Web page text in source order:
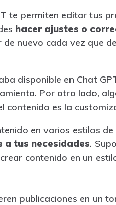
te permiten editar tus
hacer ajustes o
de nuevo cada vez que
disponible en Chat
Por otro lado,
contenido es la
en varios estilos
tus necesidades.
contenido en un
publicaciones en un